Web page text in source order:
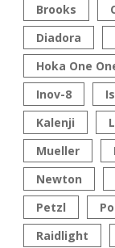
Brooks
Diadora
Hoka One
Inov-8
Kalenji
Mueller
Newton
Petzl
Raidlight